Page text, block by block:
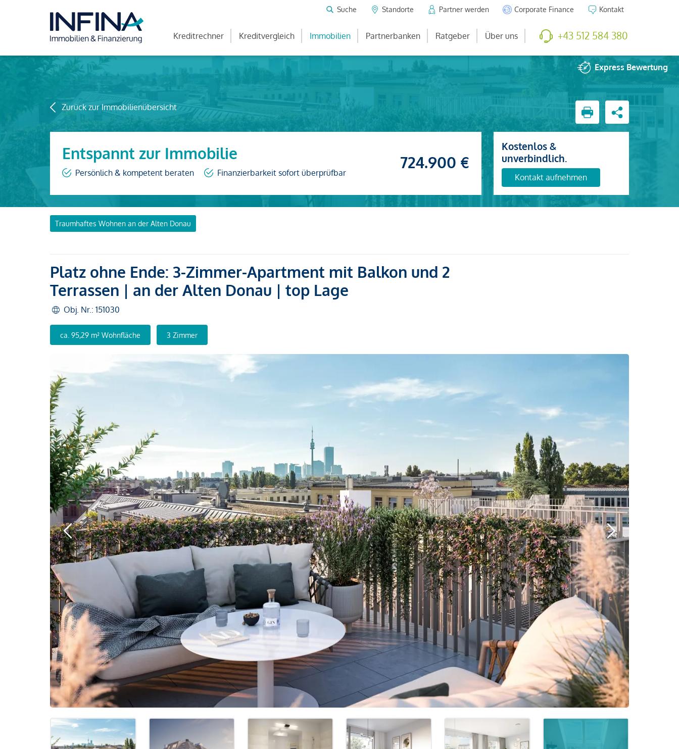
Suche Standorte Partner werden Corporate Finance Kontakt
Kreditrechner Kreditvergleich Immobilien Partnerbanken Ratgeber Über uns +43 512 584 380
Express Bewertung
Zurück zur Immobilienübersicht
Entspannt zur Immobilie
Persönlich & kompetent beraten Finanzierbarkeit sofort überprüfbar
724.900 €
Kostenlos &
unverbindlich.
Kontakt aufnehmen
Traumhaftes Wohnen an der Alten Donau
Platz ohne Ende: 3-Zimmer-Apartment mit Balkon und 2
Terrassen | an der Alten Donau | top Lage
Obj. Nr.: 151030
ca. 95,29 m² Wohnfläche 3 Zimmer